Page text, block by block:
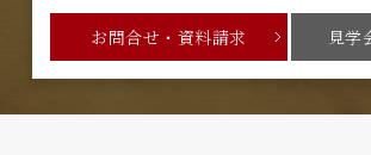
お問合せ・資料請求 見学